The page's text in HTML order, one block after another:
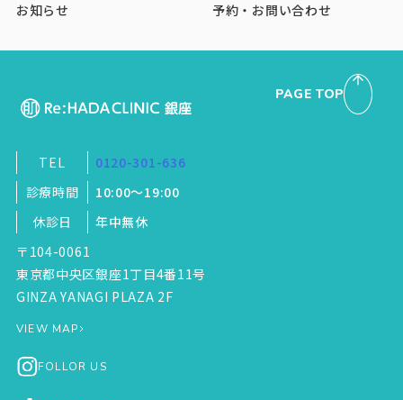
お知らせ 予約・お問い合わせ
TEL
0120-301-636
診療時間
10:00～19:00
休診日
年中無休
〒104-0061
東京都中央区銀座1丁目4番11号
GINZA YANAGI PLAZA 2F
VIEW MAP
FOLLOR US
PAGE TOP